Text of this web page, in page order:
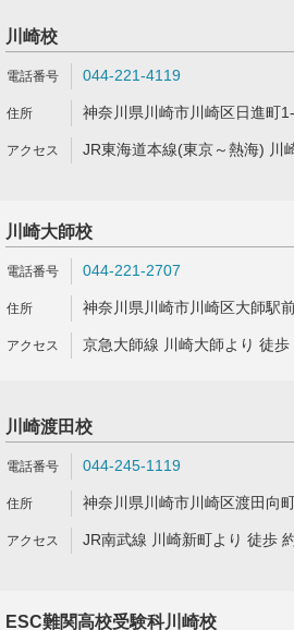
川崎校
044-221-4119
神奈川県川崎市川崎区日進町
JR東海道本線(東京～熱海) 川
川崎大師校
044-221-2707
神奈川県川崎市川崎区大師駅
京急大師線 川崎大師より 徒歩
川崎渡田校
044-245-1119
神奈川県川崎市川崎区渡田向
JR南武線 川崎新町より 徒歩
ESC難関高校受験科川崎校